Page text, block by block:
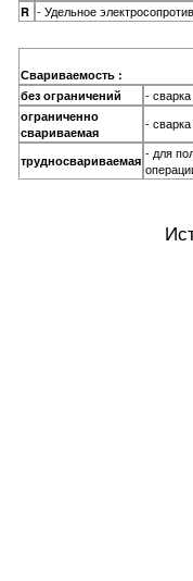
R - Удельное
Свариваемость :
без ограничений
-
ограниченно
свариваемая
-
трудносвариваемая - для